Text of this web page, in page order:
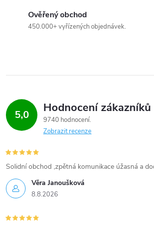
Ověřený obchod
450.000+ vyřízených objednávek.
5,0 Hodnocení zákazníků
9740 hodnocení
Zobrazit recenze
Věra Janoušková
8.8.2026
Solidní obchod ,zpětná komunikace úžasná a